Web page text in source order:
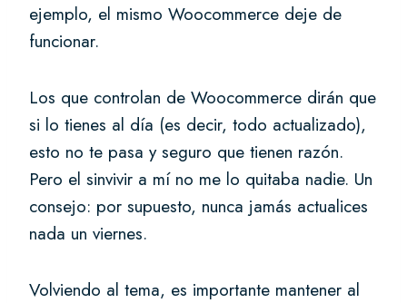
ejemplo, el mismo Woocommerce deje de
funcionar.
Los que controlan de Woocommerce dirán que
si lo tienes al día (es decir, todo actualizado),
esto no te pasa y seguro que tienen razón.
Pero el sinvivir a mí no me lo quitaba nadie. Un
consejo: por supuesto, nunca jamás actualices
nada un viernes.
Volviendo al tema, es importante mantener al